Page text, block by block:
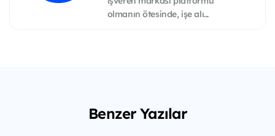
olmanın ötesinde, işe alı...
Benzer Yazılar